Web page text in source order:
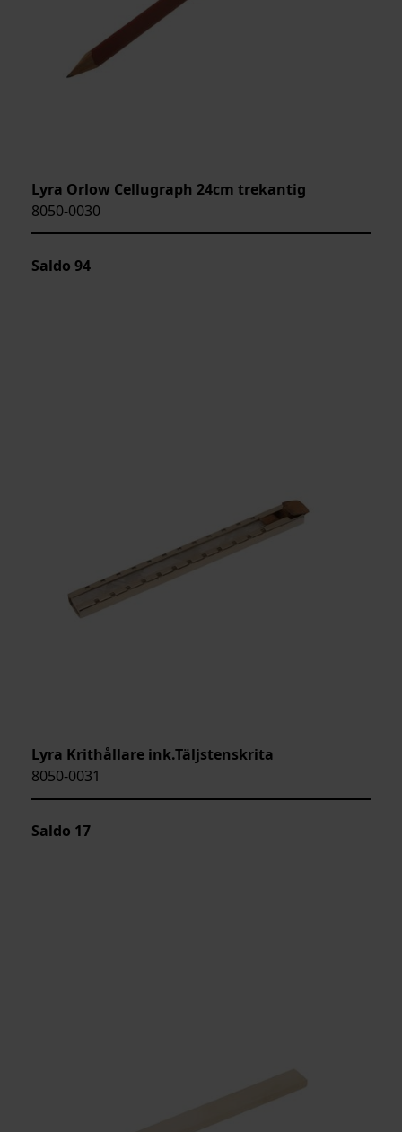
Lyra Orlow Cellugraph 24cm trekantig
8050-0030
Saldo 94
Lyra Krithållare ink.Täljstenskrita
8050-0031
Saldo 17